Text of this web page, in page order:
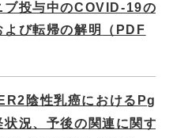
ブ投与中のCOVID-19の
よび転帰の解明
（PDF
陰性乳癌におけるPgR
状況、予後の関連に関す